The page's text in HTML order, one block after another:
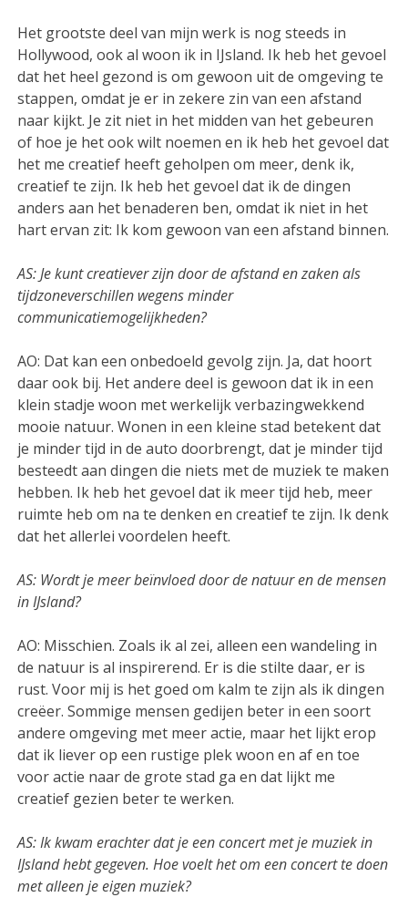
Het grootste deel van mijn werk is nog steeds in
Hollywood, ook al woon ik in IJsland. Ik heb het gevoel
dat het heel gezond is om gewoon uit de omgeving te
stappen, omdat je er in zekere zin van een afstand
naar kijkt. Je zit niet in het midden van het gebeuren
of hoe je het ook wilt noemen en ik heb het gevoel dat
het me creatief heeft geholpen om meer, denk ik,
creatief te zijn. Ik heb het gevoel dat ik de dingen
anders aan het benaderen ben, omdat ik niet in het
hart ervan zit: Ik kom gewoon van een afstand binnen.
AS: Je kunt creatiever zijn door de afstand en zaken als
tijdzoneverschillen wegens minder
communicatiemogelijkheden?
AO: Dat kan een onbedoeld gevolg zijn. Ja, dat hoort
daar ook bij. Het andere deel is gewoon dat ik in een
klein stadje woon met werkelijk verbazingwekkend
mooie natuur. Wonen in een kleine stad betekent dat
je minder tijd in de auto doorbrengt, dat je minder tijd
besteedt aan dingen die niets met de muziek te maken
hebben. Ik heb het gevoel dat ik meer tijd heb, meer
ruimte heb om na te denken en creatief te zijn. Ik denk
dat het allerlei voordelen heeft.
AS: Wordt je meer beïnvloed door de natuur en de mensen
in IJsland?
AO: Misschien. Zoals ik al zei, alleen een wandeling in
de natuur is al inspirerend. Er is die stilte daar, er is
rust. Voor mij is het goed om kalm te zijn als ik dingen
creëer. Sommige mensen gedijen beter in een soort
andere omgeving met meer actie, maar het lijkt erop
dat ik liever op een rustige plek woon en af en toe
voor actie naar de grote stad ga en dat lijkt me
creatief gezien beter te werken.
AS: Ik kwam erachter dat je een concert met je muziek in
IJsland hebt gegeven. Hoe voelt het om een concert te doen
met alleen je eigen muziek?